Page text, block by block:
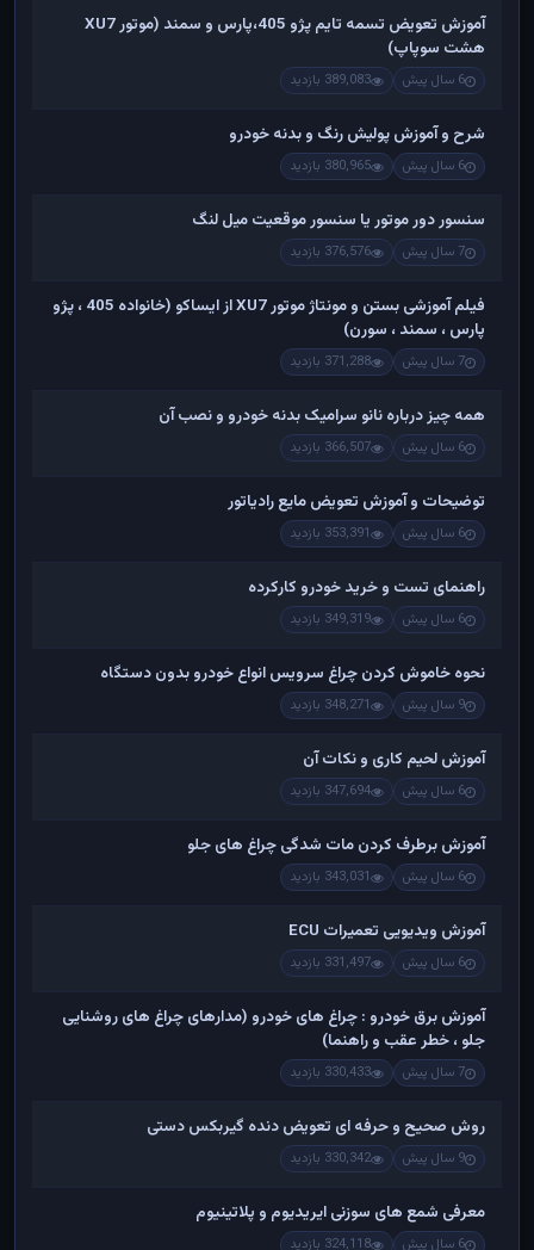
آموزش تعویض تسمه تایم پژو 405،پارس و سمند (موتور XU7
هشت سوپاپ)
6 سال پیش 389,083 بازدید
شرح و آموزش پولیش رنگ و بدنه خودرو
6 سال پیش 380,965 بازدید
سنسور دور موتور یا سنسور موقعیت میل لنگ
7 سال پیش 376,576 بازدید
فیلم آموزشی بستن و مونتاژ موتور XU7 از ایساکو (خانواده 405 ، پژو
پارس ، سمند ، سورن)
7 سال پیش 371,288 بازدید
همه چیز درباره نانو سرامیک بدنه خودرو و نصب آن
6 سال پیش 366,507 بازدید
توضیحات و آموزش تعویض مایع رادیاتور
6 سال پیش 353,391 بازدید
راهنمای تست و خريد خودرو کارکرده
6 سال پیش 349,319 بازدید
نحوه خاموش کردن چراغ سرویس انواع خودرو بدون دستگاه
9 سال پیش 348,271 بازدید
آموزش لحیم کاری و نکات آن
6 سال پیش 347,694 بازدید
آموزش برطرف کردن مات شدگی چراغ های جلو
6 سال پیش 343,031 بازدید
آموزش ویدیویی تعمیرات ECU
6 سال پیش 331,497 بازدید
آموزش برق خودرو : چراغ های خودرو (مدارهای چراغ های روشنایی
جلو ، خطر عقب و راهنما)
7 سال پیش 330,433 بازدید
روش صحیح و حرفه ای تعویض دنده گیربکس دستی
9 سال پیش 330,342 بازدید
معرفی شمع های سوزنی ایریدیوم و پلاتینیوم
6 سال پیش 324,118 بازدید